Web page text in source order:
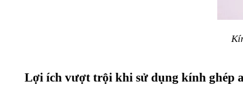
Lợi ích vượt trội khi sử dụng kính ghép